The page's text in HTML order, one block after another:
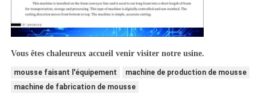
Vous êtes chaleureux accueil venir visiter notre usine.
mousse faisant l'équipement
machine de production de mousse
machine de fabrication de mousse